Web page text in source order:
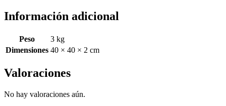
Información adicional
Peso
3 kg
Dimensiones 40 × 40 × 2 cm
Valoraciones
No hay valoraciones aún.